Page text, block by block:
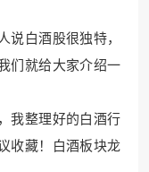
说白酒股很独特，
们就给大家介绍一
我整理好的白酒行
收藏！白酒板块龙